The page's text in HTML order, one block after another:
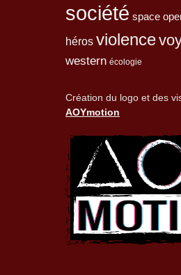
société space
héros violence
western écologie
Création du logo et des
AOYmotion